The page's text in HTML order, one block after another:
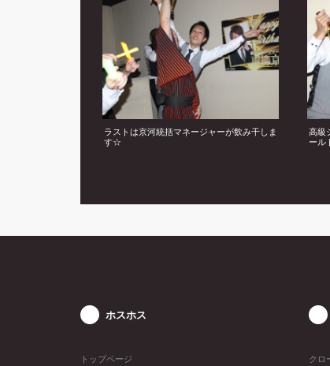
ラストは京河統括マネージャーが飲み干しま
す☆
高級
ール
ホスホス
トップページ クロ